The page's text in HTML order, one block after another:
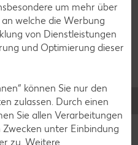
um mehr über
welche die Werbung
von Dienstleistungen
und Optimierung dieser
können Sie nur den
zulassen. Durch einen
Sie allen Verarbeitungen
unter Einbindung
zu. Weitere